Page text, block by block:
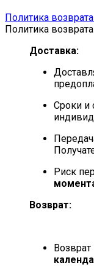
Политика
Политика
Доставка:
Сроки и
Риск
Возврат: